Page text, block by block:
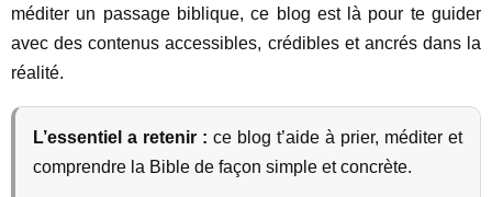
méditer un passage biblique, ce blog est là pour te guider
avec des contenus accessibles, crédibles et ancrés dans la
réalité.
L’essentiel a retenir : ce blog t’aide à prier, méditer et
comprendre la Bible de façon simple et concrète.